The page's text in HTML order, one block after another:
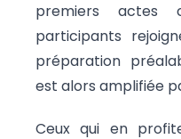
premiers actes
participants
préparation
est alors amplifiée
Ceux qui en